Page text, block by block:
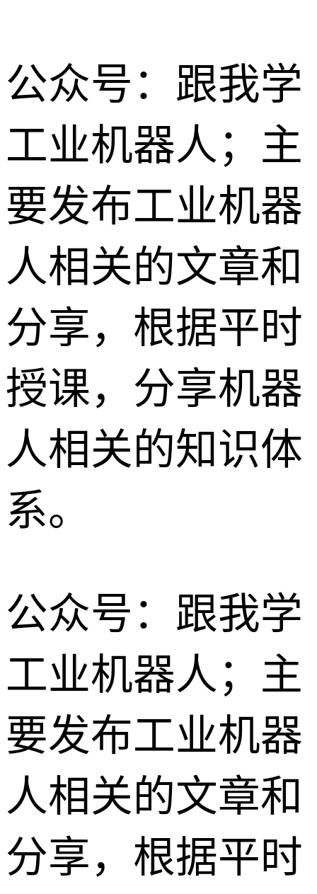
公众号：跟我学
工业机器人；主
要发布工业机器
人相关的文章和
分享，根据平时
授课，分享机器
人相关的知识体
系。
公众号：跟我学
工业机器人；主
要发布工业机器
人相关的文章和
分享，根据平时